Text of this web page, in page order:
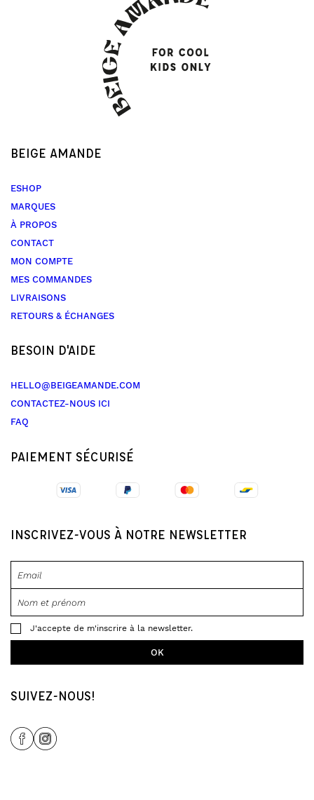
BEIGE AMANDE
ESHOP
MARQUES
À PROPOS
CONTACT
MON COMPTE
MES COMMANDES
LIVRAISONS
RETOURS & ÉCHANGES
BESOIN D'AIDE
HELLO@BEIGEAMANDE.COM
CONTACTEZ-NOUS ICI
FAQ
PAIEMENT SÉCURISÉ
INSCRIVEZ-VOUS À NOTRE NEWSLETTER
J'accepte de m'inscrire à la newsletter.
SUIVEZ-NOUS!
Share Icon
Share Icon